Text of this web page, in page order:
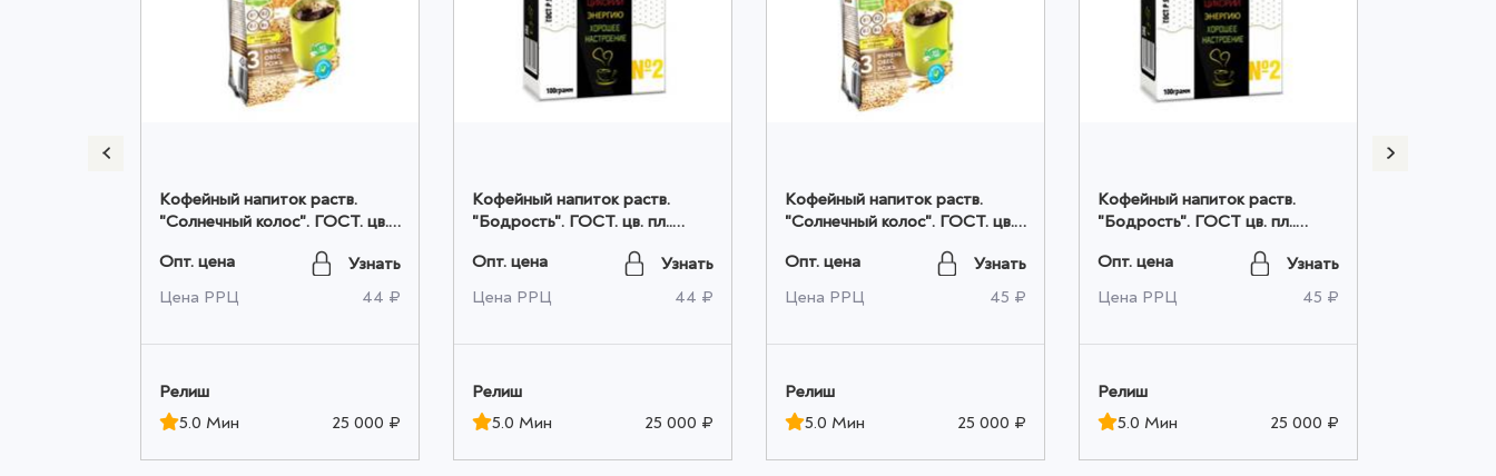
Кофейный напиток раств.
"Солнечный колос". ГОСТ. цв.
Опт. цена
Узнать
Цена РРЦ
44 ₽
Релиш
5.0 Мин
25 000 ₽
Кофейный напиток раств.
"Бодрость". ГОСТ. цв. пл..
Опт. цена
Узнать
Цена РРЦ
44 ₽
Релиш
5.0 Мин
25 000 ₽
Кофейный напиток раств.
"Солнечный колос". ГОСТ. цв.
Опт. цена
Узнать
Цена РРЦ
45 ₽
Релиш
5.0 Мин
25 000 ₽
Кофейный напиток раств.
"Бодрость". ГОСТ цв. пл..
Опт. цена
Узнать
Цена РРЦ
45 ₽
Релиш
5.0 Мин
25 000 ₽